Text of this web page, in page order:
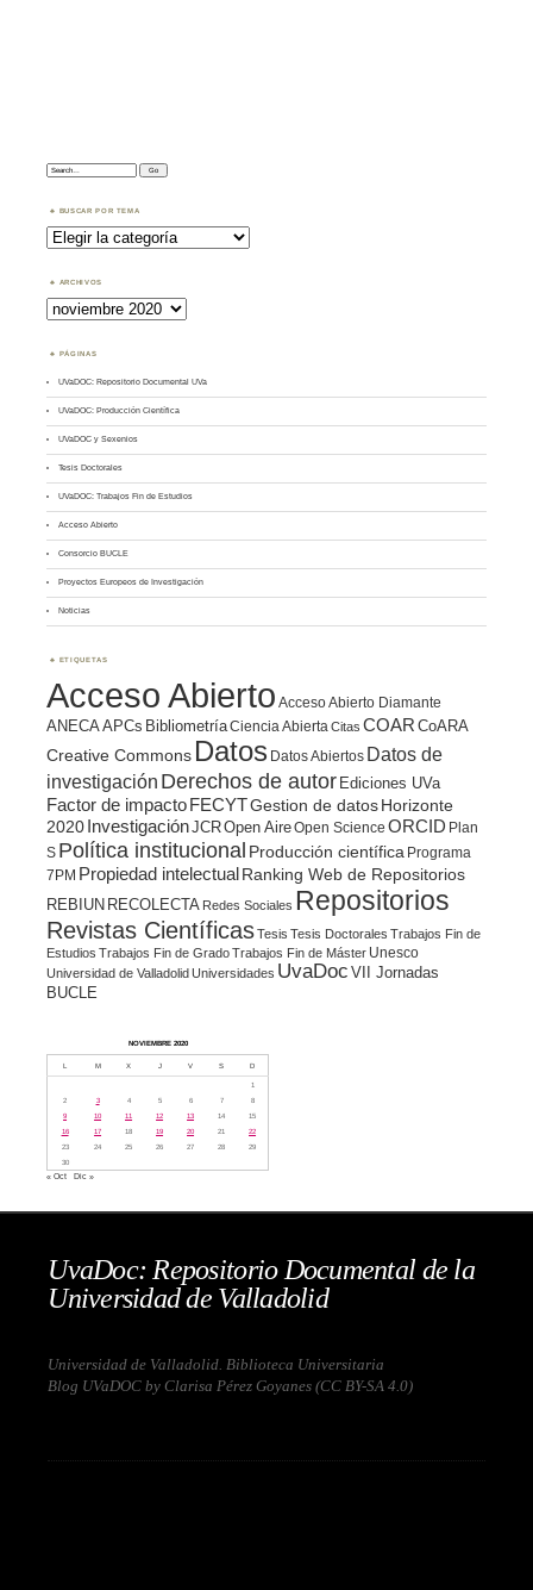
Search:
BUSCAR POR TEMA
Buscar
por
Tema
ARCHIVOS
Archivos
PÁGINAS
UVaDOC: Repositorio Documental UVa
UVaDOC: Producción Científica
UVaDOC y Sexenios
Tesis Doctorales
UVaDOC: Trabajos Fin de Estudios
Acceso Abierto
Consorcio BUCLE
Proyectos Europeos de Investigación
Noticias
ETIQUETAS
Acceso Abierto Acceso Abierto Diamante
ANECA APCs BibliometríaCiencia Abierta Citas COAR CoARA
Creative Commons Datos Datos Abiertos Datos de
investigación Derechos de autor Ediciones UVa
Factor de impacto FECYTGestion de datosHorizonte
2020 InvestigaciónJCROpen AireOpen Science ORCID Plan
S Política institucional Producción científica Programa
7PM Propiedad intelectualRanking Web de Repositorios
REBIUN RECOLECTA Redes Sociales Repositorios
Revistas CientíficasTesis Tesis Doctorales Trabajos Fin de
Estudios Trabajos Fin de GradoTrabajos Fin de Máster Unesco
Universidad de ValladolidUniversidades UvaDoc VII Jornadas
BUCLE
NOVIEMBRE 2020
L M X J V S D
1
2
3 4 5 6 7
8
9
10 11 12 13 14
15
16
17 18 19 20 21
22
23
24 25 26 27 28
29
30
« Oct Dic »
UvaDoc: Repositorio Documental de la
Universidad de Valladolid
Universidad de Valladolid. Biblioteca Universitaria
Blog UVaDOC by Clarisa Pérez Goyanes (CC BY-SA 4.0)